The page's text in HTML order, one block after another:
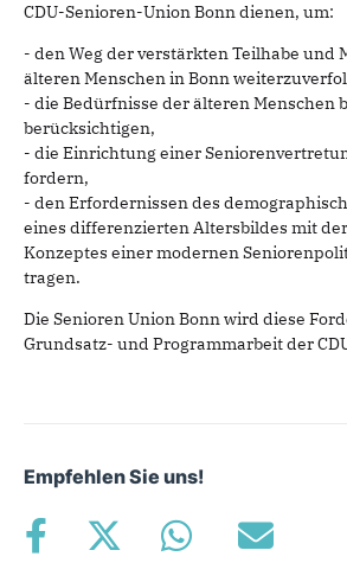
CDU-Senioren-Union Bonn dienen, um:
- den Weg der verstärkten Teilhabe und
älteren Menschen in Bonn
- die Bedürfnisse der älteren Menschen
berücksichtigen,
- die Einrichtung einer
fordern,
- den Erfordernissen des
eines differenzierten Altersbildes mit
Konzeptes einer modernen
tragen.
Die Senioren Union Bonn wird diese
Grundsatz- und Programmarbeit der
Empfehlen Sie uns!